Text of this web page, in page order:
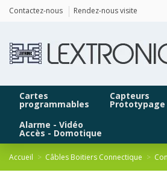
Contactez-nous Rendez-nous visite
Cartes
programmables
Capteurs
Prototypage
Alarme - Vidéo
Accès - Domotique
Accueil Câbles Boitiers Connectique
Panneau de gestion des cookies